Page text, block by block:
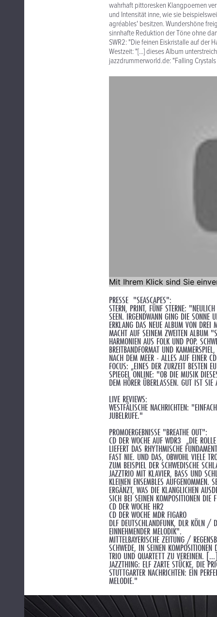
wahrhaft pittoresken Klangpoemen
und Intensität inne, wie sie
agréables' besitzen. Wundershöne
sinnhafte Reduktion der Töne ohne
SWR2: "Die feinen Eiskristalle auf der
Westzeit: "[...] dieses Album
jazzdrummerworld.de: "Falling
PRESSE "SEASCAPES":
STERN, PRINT, FÜNF STERNE:
SEEN. IRGENDWANN GING DIE SONNE
ERKLANG DAS NEUE ALBUM VON
MACHT AUF SEINEM ZWEITEN ALBUM
HARMONIEN AUS FOLK UND POP.
REITBANDFORMAT UND KAMMERSPIEL,
CH DEM MEER - ALLES AUF EINER CD.
FOCUS: „EINES DER ZURZEIT BESTEN
SPIEGEL ONLINE: "OB DIE MUSIK
DEM HÖRER ÜBERLASSEN. GUT IST
LIVE REVIEWS:
WESTFÄLISCHE NACHRICHTEN:
JUBELRUFE."
PROMOERGEBNISSE "BREATHE OUT":
CD DER WOCHE AUF WDR3 „DIE
LIEFERT DAS RHYTHMISCHE
FAST NIE. UND DAS, OBWOHL VIELE
ZUM BEISPIEL DER SCHWEDISCHE
JAZZTRIO MIT KLAVIER, BASS UND
KLEINEN ENSEMBLES AUFGENOMMEN.
ERGÄNZT, WAS DIE KLANGLICHEN
ICH BEI SEINEN KOMPOSITIONEN DIE
CD DER WOCHE HR2
CD DER WOCHE MDR FIGARO
DLF DEUTSCHLANDFUNK, DLR KÖLN /
EINNEHMENDER MELODIK".
MITTELBAYERISCHE ZEITUNG /
SCHWEDE, IN SEINEN
TRIO UND QUARTETT ZU VEREINEN.
JAZZTHING: ELF ZARTE STÜCKE, DIE
STUTTGARTER NACHRICHTEN: EIN
MELODIE."